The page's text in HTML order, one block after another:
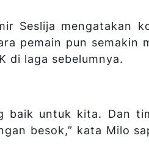
Seslija
pemain pun semakin
di laga sebelumnya.
baik untuk kita. Dan
besok,” kata Milo